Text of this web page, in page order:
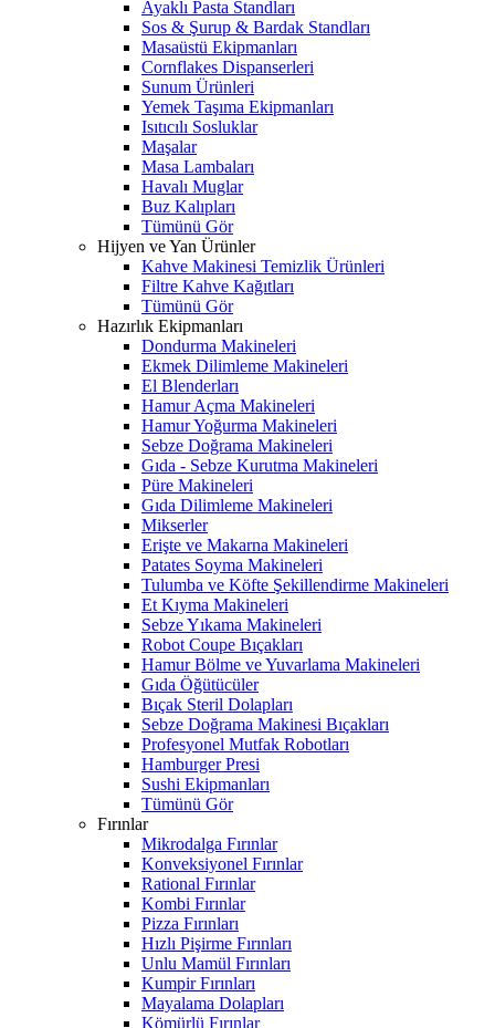
Ayaklı Pasta Standları
Sos & Şurup & Bardak Standları
Masaüstü Ekipmanları
Cornflakes Dispanserleri
Sunum Ürünleri
Yemek Taşıma Ekipmanları
Isıtıcılı Sosluklar
Maşalar
Masa Lambaları
Havalı Muglar
Buz Kalıpları
Tümünü Gör
Hijyen ve Yan Ürünler
Kahve Makinesi Temizlik Ürünleri
Filtre Kahve Kağıtları
Tümünü Gör
Hazırlık Ekipmanları
Dondurma Makineleri
Ekmek Dilimleme Makineleri
El Blenderları
Hamur Açma Makineleri
Hamur Yoğurma Makineleri
Sebze Doğrama Makineleri
Gıda - Sebze Kurutma Makineleri
Püre Makineleri
Gıda Dilimleme Makineleri
Mikserler
Erişte ve Makarna Makineleri
Patates Soyma Makineleri
Tulumba ve Köfte Şekillendirme Makineleri
Et Kıyma Makineleri
Sebze Yıkama Makineleri
Robot Coupe Bıçakları
Hamur Bölme ve Yuvarlama Makineleri
Gıda Öğütücüler
Bıçak Steril Dolapları
Sebze Doğrama Makinesi Bıçakları
Profesyonel Mutfak Robotları
Hamburger Presi
Sushi Ekipmanları
Tümünü Gör
Fırınlar
Mikrodalga Fırınlar
Konveksiyonel Fırınlar
Rational Fırınlar
Kombi Fırınlar
Pizza Fırınları
Hızlı Pişirme Fırınları
Unlu Mamül Fırınları
Kumpir Fırınları
Mayalama Dolapları
Kömürlü Fırınlar